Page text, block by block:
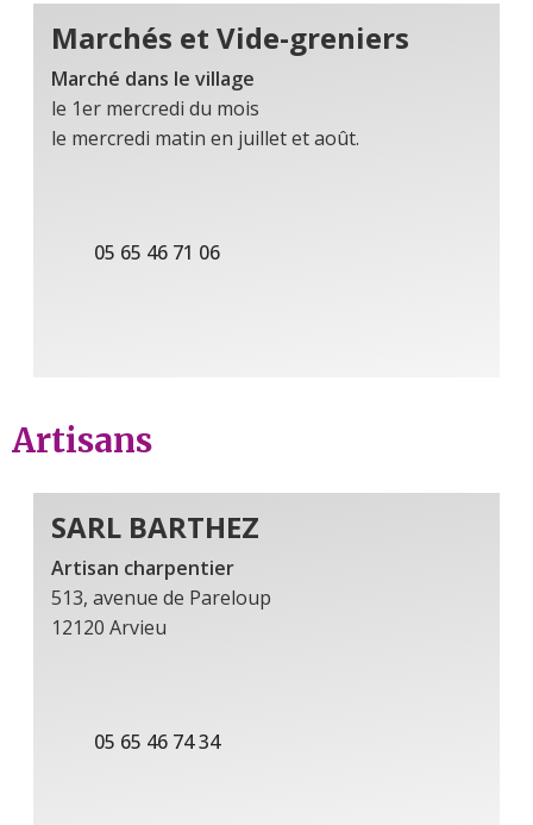
Marchés et Vide-greniers
Marché dans le village
le 1er mercredi du mois
le mercredi matin en juillet et août.
05 65 46 71 06
Artisans
SARL BARTHEZ
Artisan charpentier
513, avenue de Pareloup
12120 Arvieu
05 65 46 74 34